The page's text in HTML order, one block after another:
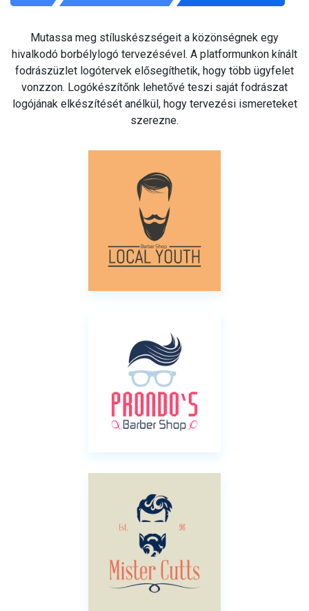
Mutassa meg stíluskészségeit a közönségnek egy
hivalkodó borbélylogó tervezésével. A platformunkon kínált
fodrászüzlet logótervek elősegíthetik, hogy több ügyfelet
vonzzon. Logókészítőnk lehetővé teszi saját fodrászat
logójának elkészítését anélkül, hogy tervezési ismereteket
szerezne.